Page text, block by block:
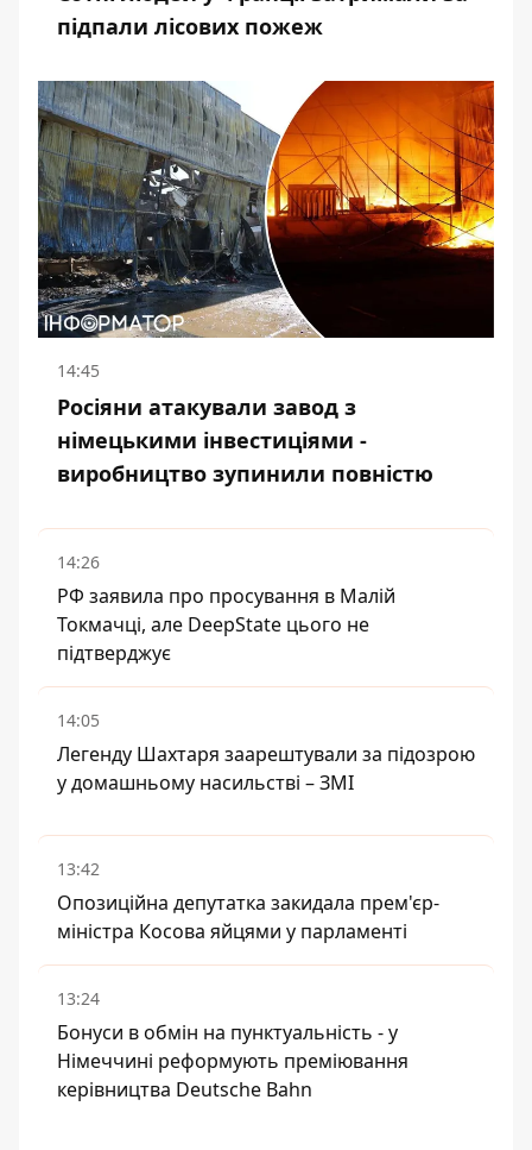
підпали лісових пожеж
14:45
Росіяни атакували завод з
німецькими інвестиціями -
виробництво зупинили повністю
14:26
РФ заявила про просування в Малій
Токмачці, але DeepState цього не
підтверджує
14:05
Легенду Шахтаря заарештували за підозрою
у домашньому насильстві – ЗМІ
13:42
Опозиційна депутатка закидала прем'єр-
міністра Косова яйцями у парламенті
13:24
Бонуси в обмін на пунктуальність - у
Німеччині реформують преміювання
керівництва Deutsche Bahn